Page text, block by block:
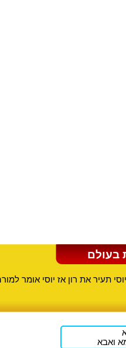
בעולם
תעיר את רון אז יוסי אומר
ואבא